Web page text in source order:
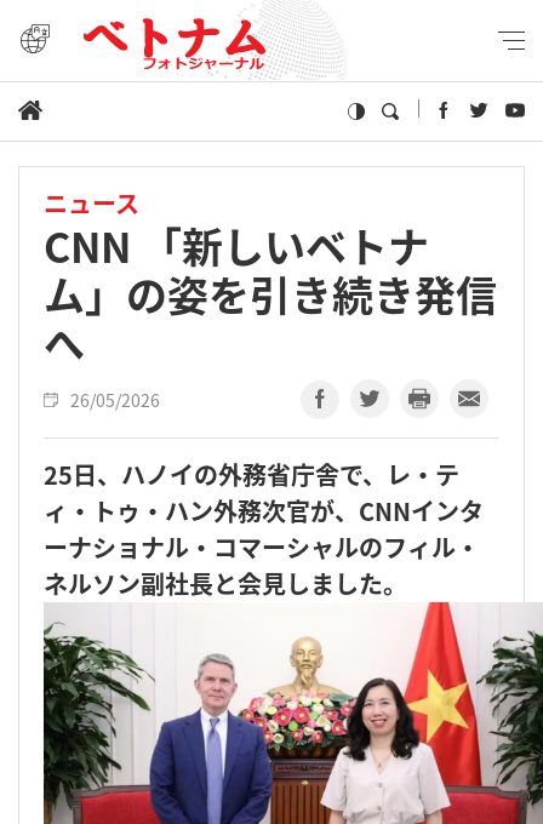
ニュース
CNN 「新しいベトナ
ム」の姿を引き続き発信
へ
26/05/2026
25日、ハノイの外務省庁舎で、レ・テ
ィ・トゥ・ハン外務次官が、CNNインタ
ーナショナル・コマーシャルのフィル・
ネルソン副社長と会見しました。